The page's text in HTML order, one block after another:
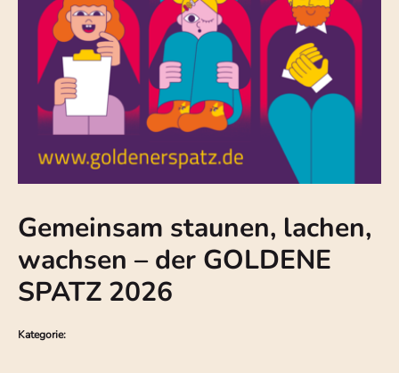
Gemeinsam staunen, lachen,
wachsen – der GOLDENE
SPATZ 2026
Kategorie: